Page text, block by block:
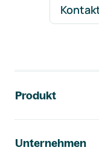
Produkt
Unternehmen